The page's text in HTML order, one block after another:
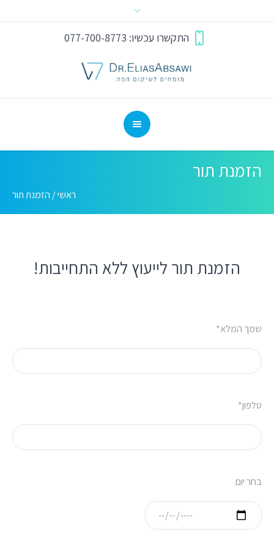
התקשרו עכשיו: 077-700-8773
הזמנת תור
ראשי/ הזמנת תור
הזמנת תור לייעוץ ללא התחייבות!
*שמך המלא
*טלפון
בחר יום